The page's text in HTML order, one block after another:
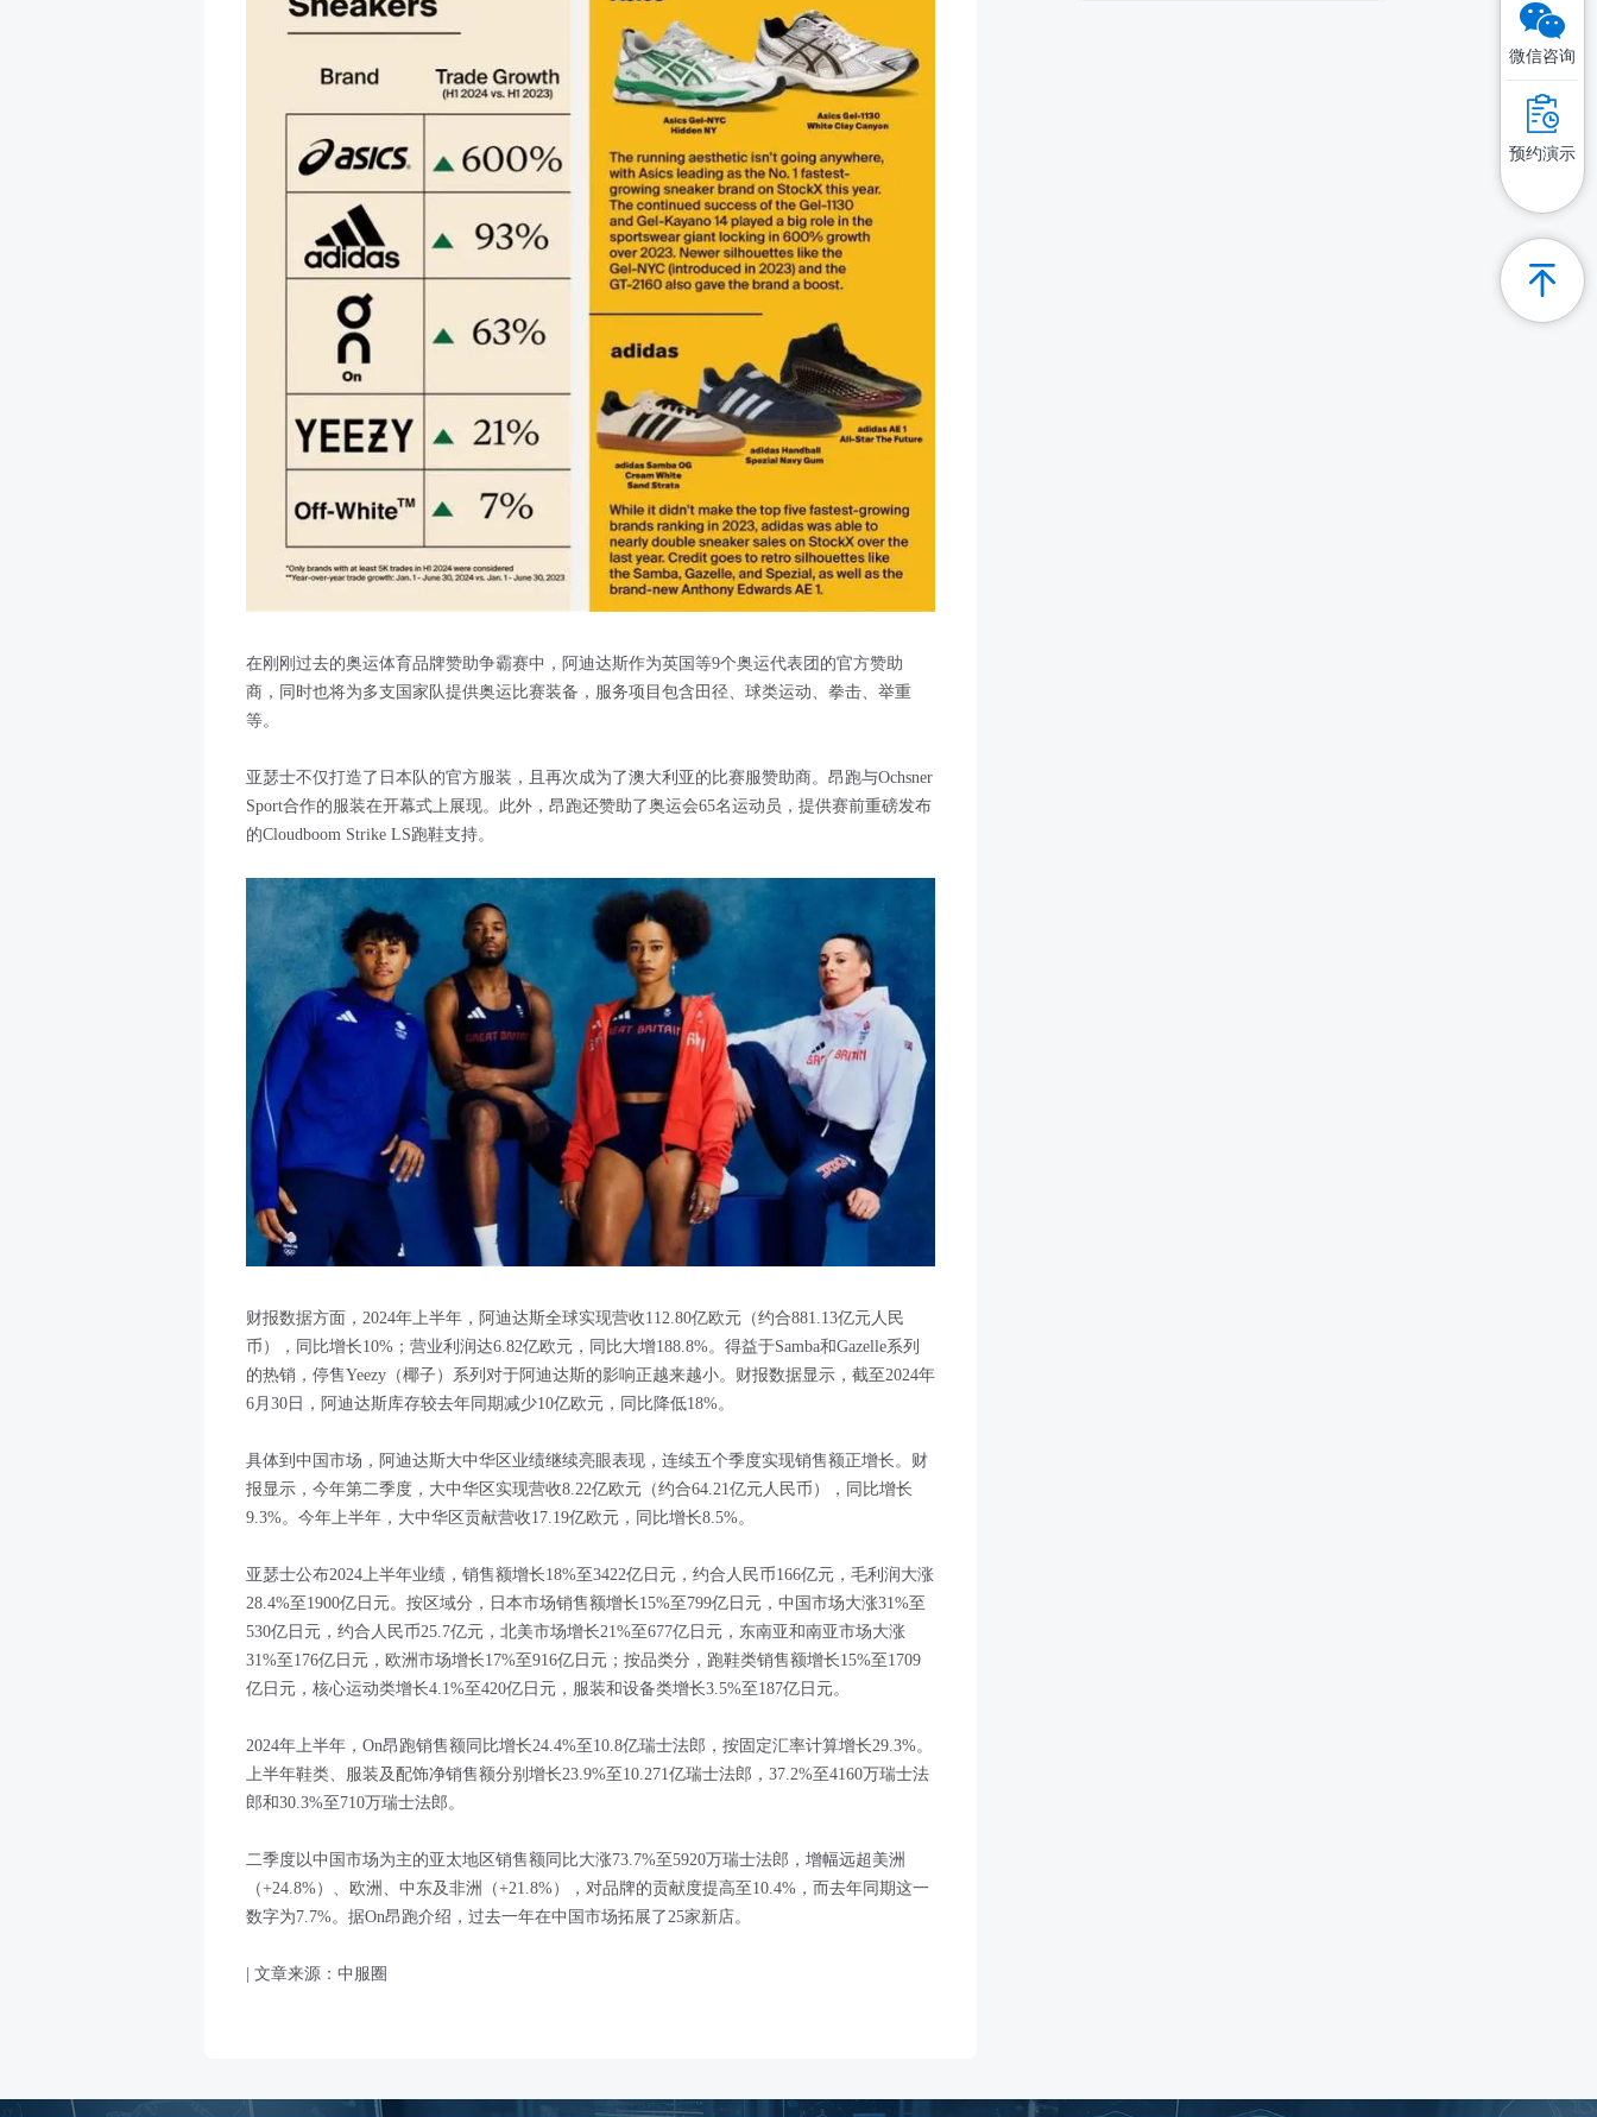
在刚刚过去的奥运体育品牌赞助争霸赛中，阿迪达斯作为英国等9个奥运代表团的官方赞助
商，同时也将为多支国家队提供奥运比赛装备，服务项目包含田径、球类运动、拳击、举重
等。
亚瑟士不仅打造了日本队的官方服装，且再次成为了澳大利亚的比赛服赞助商。昂跑与Ochsner
Sport合作的服装在开幕式上展现。此外，昂跑还赞助了奥运会65名运动员，提供赛前重磅发布
的Cloudboom Strike LS跑鞋支持。
财报数据方面，2024年上半年，阿迪达斯全球实现营收112.80亿欧元（约合881.13亿元人民
币），同比增长10%；营业利润达6.82亿欧元，同比大增188.8%。得益于Samba和Gazelle系列
的热销，停售Yeezy（椰子）系列对于阿迪达斯的影响正越来越小。财报数据显示，截至2024年
6月30日，阿迪达斯库存较去年同期减少10亿欧元，同比降低18%。
具体到中国市场，阿迪达斯大中华区业绩继续亮眼表现，连续五个季度实现销售额正增长。财
报显示，今年第二季度，大中华区实现营收8.22亿欧元（约合64.21亿元人民币），同比增长
9.3%。今年上半年，大中华区贡献营收17.19亿欧元，同比增长8.5%。
亚瑟士公布2024上半年业绩，销售额增长18%至3422亿日元，约合人民币166亿元，毛利润大涨
28.4%至1900亿日元。按区域分，日本市场销售额增长15%至799亿日元，中国市场大涨31%至
530亿日元，约合人民币25.7亿元，北美市场增长21%至677亿日元，东南亚和南亚市场大涨
31%至176亿日元，欧洲市场增长17%至916亿日元；按品类分，跑鞋类销售额增长15%至1709
亿日元，核心运动类增长4.1%至420亿日元，服装和设备类增长3.5%至187亿日元。
2024年上半年，On昂跑销售额同比增长24.4%至10.8亿瑞士法郎，按固定汇率计算增长29.3%。
上半年鞋类、服装及配饰净销售额分别增长23.9%至10.271亿瑞士法郎，37.2%至4160万瑞士法
郎和30.3%至710万瑞士法郎。
二季度以中国市场为主的亚太地区销售额同比大涨73.7%至5920万瑞士法郎，增幅远超美洲
（+24.8%）、欧洲、中东及非洲（+21.8%），对品牌的贡献度提高至10.4%，而去年同期这一
数字为7.7%。据On昂跑介绍，过去一年在中国市场拓展了25家新店。
| 文章来源：中服圈
微信咨询
预约演示